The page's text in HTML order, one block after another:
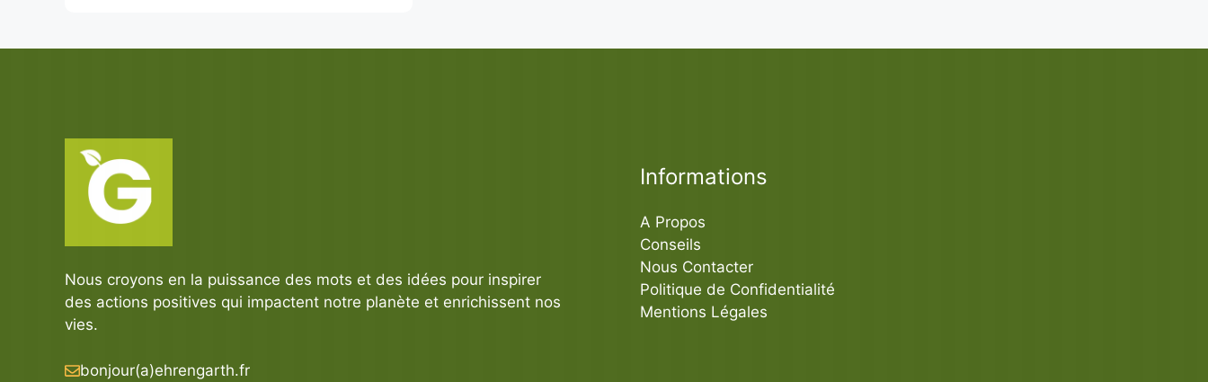
Nous croyons en la puissance des mots et des idées pour inspirer
des actions positives qui impactent notre planète et enrichissent nos
vies.
bonjour(a)ehrengarth.fr
Informations
A Propos
Conseils
Nous Contacter
Politique de Confidentialité
Mentions Légales